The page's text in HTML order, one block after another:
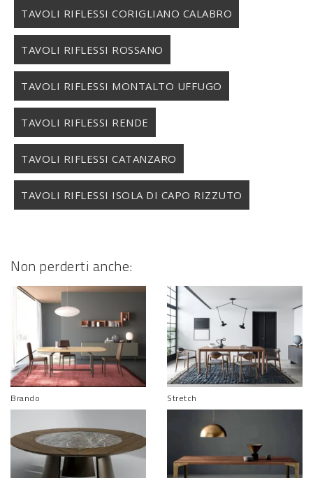
TAVOLI RIFLESSI CORIGLIANO CALABRO
TAVOLI RIFLESSI ROSSANO
TAVOLI RIFLESSI MONTALTO UFFUGO
TAVOLI RIFLESSI RENDE
TAVOLI RIFLESSI CATANZARO
TAVOLI RIFLESSI ISOLA DI CAPO RIZZUTO
Non perderti anche:
Brando Stretch